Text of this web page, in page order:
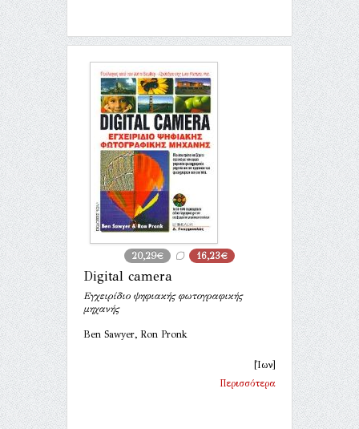
20,29€ 16,23€
Digital camera
Εγχειρίδιο ψηφιακής φωτογραφικής
μηχανής
Ben Sawyer, Ron Pronk
[Ίων]
Περισσότερα